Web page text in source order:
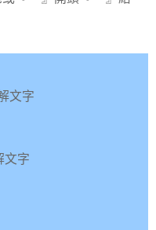
文字
視為註解文字